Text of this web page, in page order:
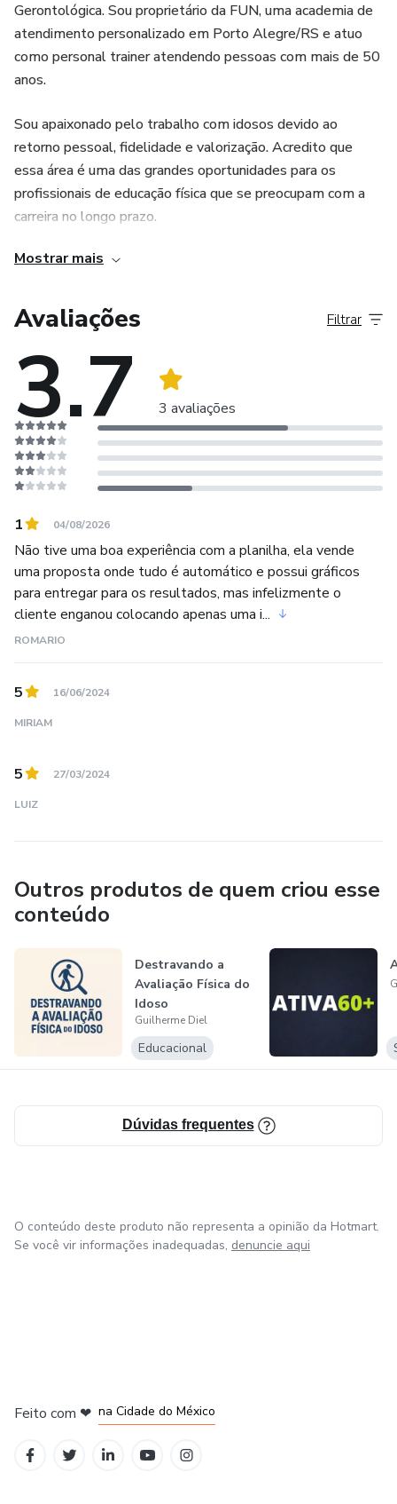
Gerontológica. Sou proprietário da FUN, uma academia de
atendimento personalizado em Porto Alegre/RS e atuo
como personal trainer atendendo pessoas com mais de 50
anos.
Sou apaixonado pelo trabalho com idosos devido ao
retorno pessoal, fidelidade e valorização. Acredito que
essa área é uma das grandes oportunidades para os
profissionais de educação física que se preocupam com a
carreira no longo prazo.
O propósito da Ativa Clube é ajudar profissionais de
seus alunos idosos e faturar mais na profissão.
Nossos produtos digitais são voltados para auxiliar
profissionais na sua prática diária.
Mostrar mais
Avaliações
3.7 3 avaliações
Filtrar
1 04/08/2026
Não tive uma boa experiência com a planilha, ela vende
uma proposta onde tudo é automático e possui gráficos
para entregar para os resultados, mas infelizmente o
cliente enganou colocando apenas uma i...
ROMARIO
5 16/06/2024
MIRIAM
5 27/03/2024
LUIZ
Outros produtos de quem criou esse
conteúdo
Destravando a
Avaliação Física do
Idoso
Guilherme Diel
Educacional
Dúvidas frequentes
O conteúdo deste produto não representa a opinião da Hotmart.
Se você vir informações inadequadas, denuncie aqui
Feito com ❤ na Cidade do México